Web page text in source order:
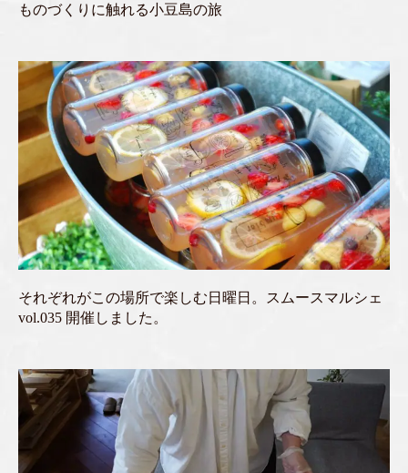
ものづくりに触れる小豆島の旅
それぞれがこの場所で楽しむ日曜日。スムースマルシェ
vol.035 開催しました。